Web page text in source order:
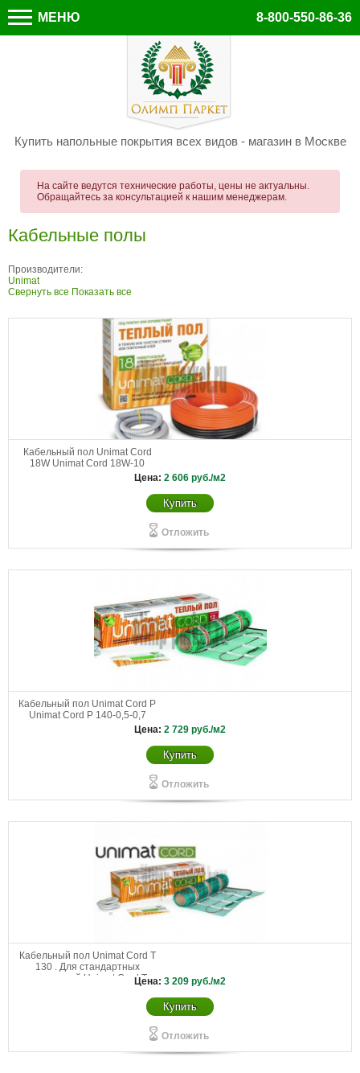
МЕНЮ 8-800-550-86-36
Купить напольные покрытия всех видов - магазин в Москве
На сайте ведутся технические работы, цены не актуальны.
Обращайтесь за консультацией к нашим менеджерам.
Кабельные полы
Производители:
Unimat
Свернуть все Показать все
Кабельный пол Unimat Cord
18W Unimat Cord 18W-10
Цена: 2 606 руб./м2
Купить
Отложить
Кабельный пол Unimat Cord P
Unimat Cord P 140-0,5-0,7
Цена: 2 729 руб./м2
Купить
Отложить
Кабельный пол Unimat Cord T
130 . Для стандартных
помещений Unimat Cord ТЦена: 3 209 руб./м2
Купить
Отложить